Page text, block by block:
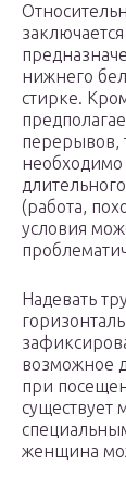
нижнего
стирке.
перерывов,
необходимо
(работа,
условия
Надевать
возможное
при
существует
женщина